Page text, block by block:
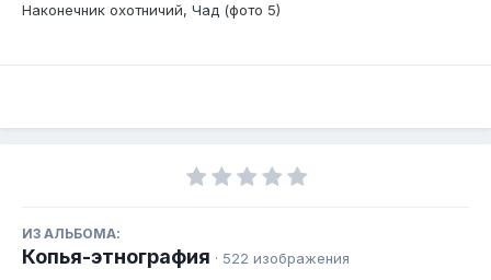
Наконечник охотничий, Чад (фото 5)
ИЗ АЛЬБОМА:
Копья-этнография · 522 изображения